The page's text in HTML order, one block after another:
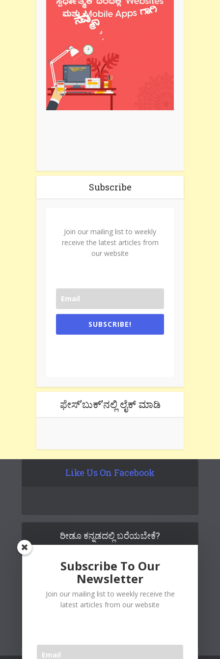
Subscribe
Join our mailing list to weekly
receive the latest articles from
our website
SUBSCRIBE!
ಫೇಸ್’ಬುಕ್’ನಲ್ಲಿ ಲೈಕ್ ಮಾಡಿ
Like Us On Facebook
ರೀಡೂ ಕನ್ನಡದಲ್ಲಿ ಬರೆಯಬೇಕೆ?
Subscribe To Our
Newsletter
Join our mailing list to weekly receive the
latest articles from our website